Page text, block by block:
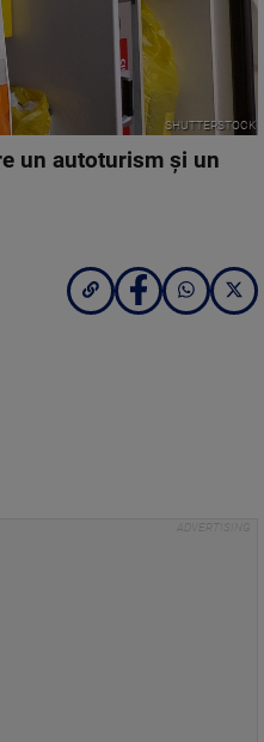
SHUTTERSTOCK
un autoturism şi un